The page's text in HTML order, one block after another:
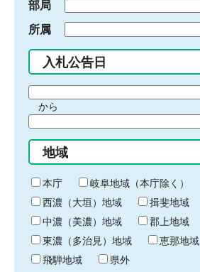
部局
所属
入札公告日
間
始
り
から
間
終
わ
り
地域
本庁
岐阜地域（本庁除く）
西濃（大垣）地域
揖斐地域
中濃（美濃）地域
郡上地域
東濃（多治見）地域
恵那地域
飛騨地域
県外